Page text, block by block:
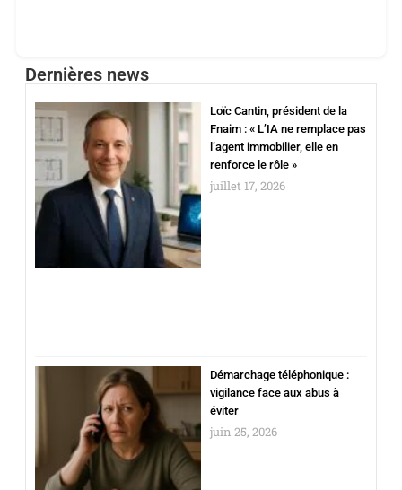
Dernières news
Loïc Cantin, président de la
Fnaim : « L’IA ne remplace pas
l’agent immobilier, elle en
renforce le rôle »
juillet 17, 2026
Démarchage téléphonique :
vigilance face aux abus à
éviter
juin 25, 2026